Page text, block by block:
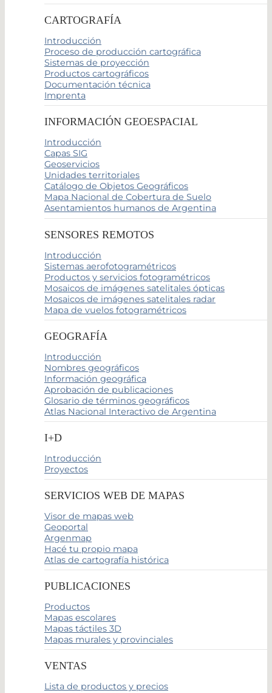
CARTOGRAFÍA
Introducción
Proceso de producción cartográfica
Sistemas de proyección
Productos cartográficos
Documentación técnica
Imprenta
INFORMACIÓN GEOESPACIAL
Introducción
Capas SIG
Geoservicios
Unidades territoriales
Catálogo de Objetos Geográficos
Mapa Nacional de Cobertura de Suelo
Asentamientos humanos de Argentina
SENSORES REMOTOS
Introducción
Sistemas aerofotogramétricos
Productos y servicios fotogramétricos
Mosaicos de imágenes satelitales ópticas
Mosaicos de imágenes satelitales radar
Mapa de vuelos fotogramétricos
GEOGRAFÍA
Introducción
Nombres geográficos
Información geográfica
Aprobación de publicaciones
Glosario de términos geográficos
Atlas Nacional Interactivo de Argentina
I+D
Introducción
Proyectos
SERVICIOS WEB DE MAPAS
Visor de mapas web
Geoportal
Argenmap
Hacé tu propio mapa
Atlas de cartografía histórica
PUBLICACIONES
Productos
Mapas escolares
Mapas táctiles 3D
Mapas murales y provinciales
VENTAS
Lista de productos y precios